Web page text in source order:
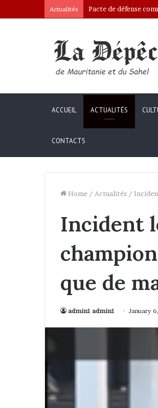
Actualités Ona: le nouveau
ACCUEIL ACTUALITÉS
CONTACTS
Home / Actualités /
Incident
que de
admin1 admin1 January